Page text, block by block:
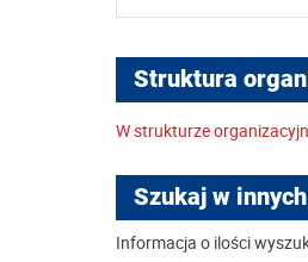
Struktura
W strukturze
Szukaj w
Informacja o ilości